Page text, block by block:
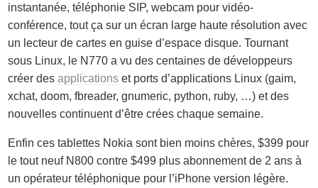
instantanée, téléphonie SIP, webcam pour vidéo-
conférence, tout ça sur un écran large haute résolution avec
un lecteur de cartes en guise d’espace disque. Tournant
sous Linux, le N770 a vu des centaines de développeurs
créer desapplications et ports d’applications Linux (gaim,
xchat, doom, fbreader, gnumeric, python, ruby, …) et des
nouvelles continuent d’être crées chaque semaine.
Enfin ces tablettes Nokia sont bien moins chères, $399 pour
le tout neuf N800 contre $499 plus abonnement de 2 ans à
un opérateur téléphonique pour l’iPhone version légère.